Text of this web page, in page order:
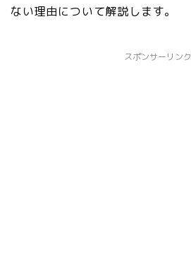
ない理由について解説します。
スポンサーリンク